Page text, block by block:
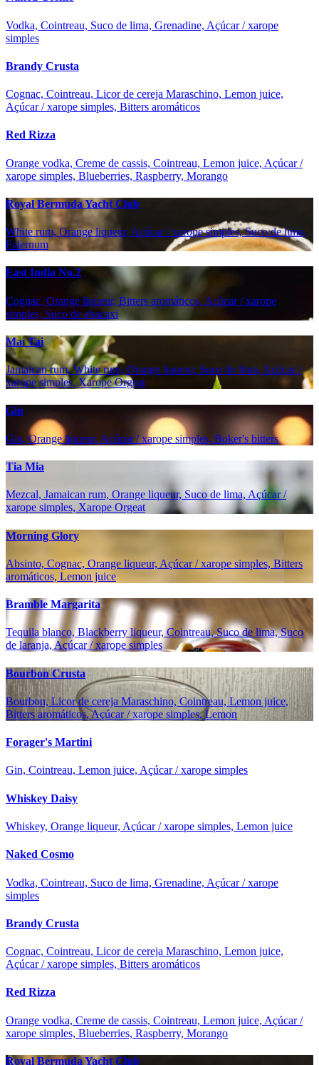
Vodka, Cointreau, Suco de lima, Grenadine, Açúcar / xarope
simples
Brandy Crusta
Cognac, Cointreau, Licor de cereja Maraschino, Lemon juice,
Açúcar / xarope simples, Bitters aromáticos
Red Rizza
Orange vodka, Creme de cassis, Cointreau, Lemon juice, Açúcar /
xarope simples, Blueberries, Raspberry, Morango
Royal Bermuda Yacht Club
White rum, Orange liqueur, Açúcar / xarope simples, Suco de lima,
Falernum
East India No.2
Cognac, Orange liqueur, Bitters aromáticos, Açúcar / xarope
simples, Suco de abacaxi
Mai Tai
Jamaican rum, White rum, Orange liqueur, Suco de lima, Açúcar /
xarope simples, Xarope Orgeat
Gin
Gin, Orange liqueur, Açúcar / xarope simples, Boker's bitters
Tia Mia
Mezcal, Jamaican rum, Orange liqueur, Suco de lima, Açúcar /
xarope simples, Xarope Orgeat
Morning Glory
Absinto, Cognac, Orange liqueur, Açúcar / xarope simples, Bitters
aromáticos, Lemon juice
Bramble Margarita
Tequila blanco, Blackberry liqueur, Cointreau, Suco de lima, Suco
de laranja, Açúcar / xarope simples
Bourbon Crusta
Bourbon, Licor de cereja Maraschino, Cointreau, Lemon juice,
Bitters aromáticos, Açúcar / xarope simples, Lemon
Forager's Martini
Gin, Cointreau, Lemon juice, Açúcar / xarope simples
Whiskey Daisy
Whiskey, Orange liqueur, Açúcar / xarope simples, Lemon juice
Naked Cosmo
Vodka, Cointreau, Suco de lima, Grenadine, Açúcar / xarope
simples
Brandy Crusta
Cognac, Cointreau, Licor de cereja Maraschino, Lemon juice,
Açúcar / xarope simples, Bitters aromáticos
Red Rizza
Orange vodka, Creme de cassis, Cointreau, Lemon juice, Açúcar /
xarope simples, Blueberries, Raspberry, Morango
Royal Bermuda Yacht Club